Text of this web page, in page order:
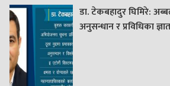
डा. टेकबहादुर घिमिरे:
अनुसन्धान र प्रविधिका